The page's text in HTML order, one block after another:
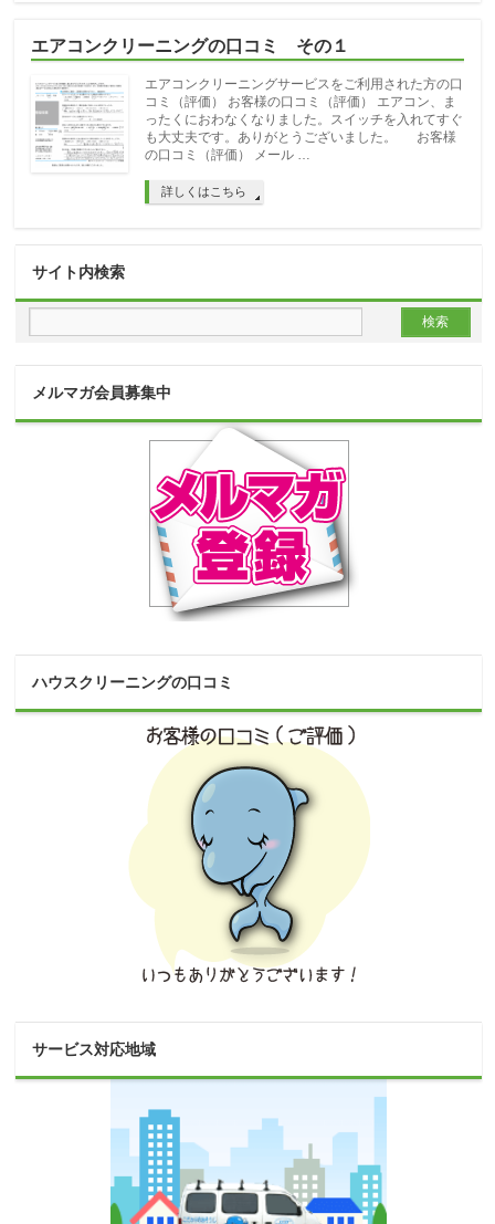
エアコンクリーニングの口コミ その１
エアコンクリーニングサービスをご利用された方の口
コミ（評価） お客様の口コミ（評価） エアコン、ま
ったくにおわなくなりました。スイッチを入れてすぐ
も大丈夫です。ありがとうございました。 お客様
の口コミ（評価） メール …
詳しくはこちら
サイト内検索
メルマガ会員募集中
ハウスクリーニングの口コミ
サービス対応地域